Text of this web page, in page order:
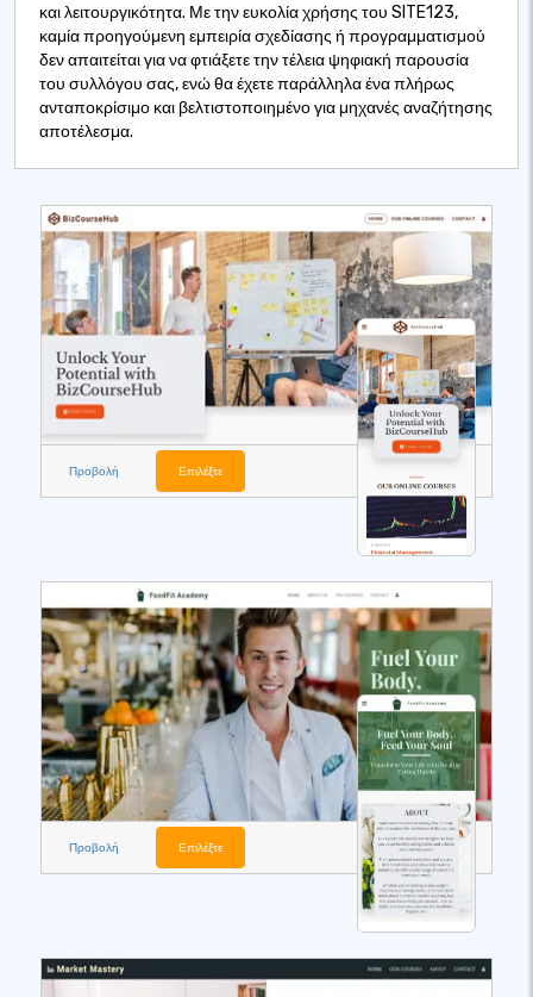
και λειτουργικότητα. Με την ευκολία χρήσης του SITE123,
καμία προηγούμενη εμπειρία σχεδίασης ή προγραμματισμού
δεν απαιτείται για να φτιάξετε την τέλεια ψηφιακή παρουσία
του συλλόγου σας, ενώ θα έχετε παράλληλα ένα πλήρως
ανταποκρίσιμο και βελτιστοποιημένο για μηχανές αναζήτησης
αποτέλεσμα.
Προβολή Επιλέξτε
Προβολή Επιλέξτε